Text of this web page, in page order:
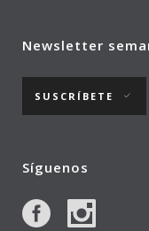
Newsletter
SUSCRÍBETE
Síguenos